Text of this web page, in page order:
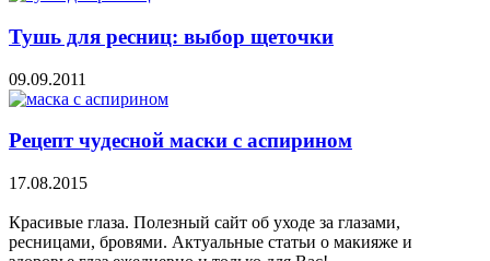
Тушь для ресниц: выбор щеточки
09.09.2011
Рецепт чудесной маски с аспирином
17.08.2015
Красивые глаза. Полезный сайт об уходе за глазами,
ресницами, бровями. Актуальные статьи о макияже и